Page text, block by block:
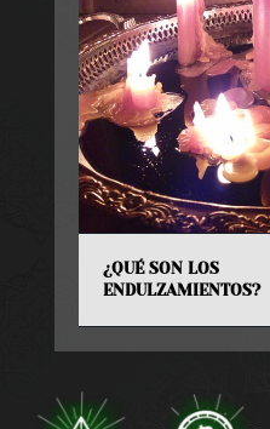
¿QUÉ SON LOS
ENDULZAMIENTOS?